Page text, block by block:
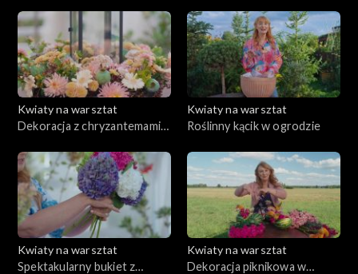
Kwiaty na warsztat
Dekoracja z chryzantemami
Kwiaty na warsztat
Roślinny kącik w ogrodzie
Kwiaty na warsztat
Spektakularny bukiet z
Kwiaty na warsztat
Dekoracja piknikowa w